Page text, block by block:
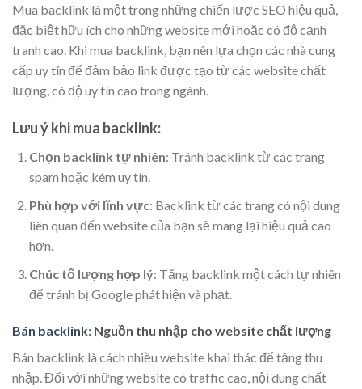
Mua backlink là một trong những chiến lược SEO hiệu quả,
đặc biệt hữu ích cho những website mới hoặc có độ cạnh
tranh cao. Khi mua backlink, bạn nên lựa chọn các nhà cung
cấp uy tín để đảm bảo link được tạo từ các website chất
lượng, có độ uy tín cao trong ngành.
Lưu ý khi mua backlink:
Chọn backlink tự nhiên: Tránh backlink từ các trang
spam hoặc kém uy tín.
Phù hợp với lĩnh vực: Backlink từ các trang có nội dung
liên quan đến website của bạn sẽ mang lại hiệu quả cao
hơn.
Chúc tố lượng hợp lý: Tăng backlink một cách tự nhiên
để tránh bị Google phát hiện và phạt.
Bán backlink: Nguồn thu nhập cho website chất lượng
Bán backlink là cách nhiều website khai thác để tăng thu
nhập. Đối với những website có traffic cao, nội dung chất